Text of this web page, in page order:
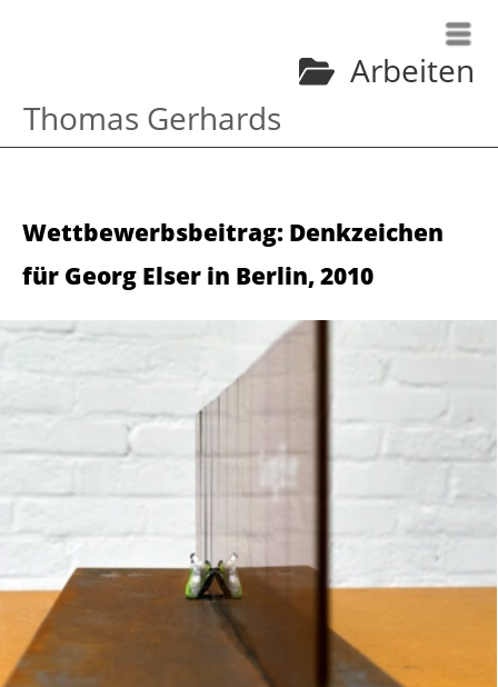
Arbeiten
Das Thema Georg Elser beinhaltet
historische und moralische Aspekte. Vor
allen Dingen sehe ich in dem Denkmal,
neben der historischen Komponente, die